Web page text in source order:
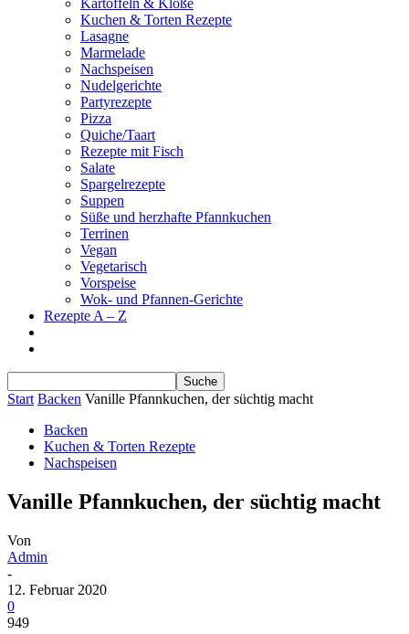
Kartoffeln & Klöße
Kuchen & Torten Rezepte
Lasagne
Marmelade
Nachspeisen
Nudelgerichte
Partyrezepte
Pizza
Quiche/Taart
Rezepte mit Fisch
Salate
Spargelrezepte
Suppen
Süße und herzhafte Pfannkuchen
Terrinen
Vegan
Vegetarisch
Vorspeise
Wok- und Pfannen-Gerichte
Rezepte A – Z
Start Backen Vanille Pfannkuchen, der süchtig macht
Backen
Kuchen & Torten Rezepte
Nachspeisen
Vanille Pfannkuchen, der süchtig macht
Von
Admin
-
12. Februar 2020
0
949